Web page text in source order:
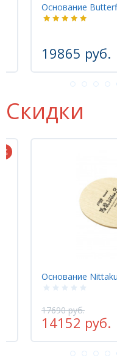
Основание
19865 руб.
Скидки
Основание
17690 руб.
14152 руб.